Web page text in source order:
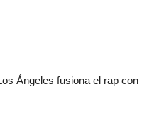
Ángeles fusiona el rap con